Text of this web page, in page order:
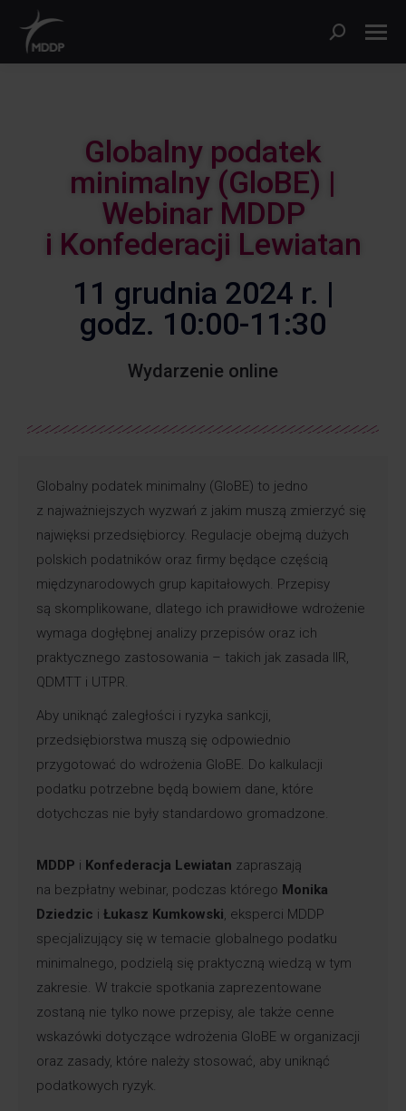
Globalny podatek
minimalny (GloBE) |
Webinar MDDP
i Konfederacji Lewiatan
11 grudnia 2024 r. |
godz. 10:00-11:30
Wydarzenie online
Globalny podatek minimalny (GloBE) to jedno
z najważniejszych wyzwań z jakim muszą zmierzyć się
najwięksi przedsiębiorcy. Regulacje obejmą dużych
polskich podatników oraz firmy będące częścią
międzynarodowych grup kapitałowych. Przepisy
są skomplikowane, dlatego ich prawidłowe wdrożenie
wymaga dogłębnej analizy przepisów oraz ich
praktycznego zastosowania – takich jak zasada IIR,
QDMTT i UTPR.
Aby uniknąć zaległości i ryzyka sankcji,
przedsiębiorstwa muszą się odpowiednio
przygotować do wdrożenia GloBE. Do kalkulacji
podatku potrzebne będą bowiem dane, które
dotychczas nie były standardowo gromadzone.
MDDP i Konfederacja Lewiatan zapraszają
na bezpłatny webinar, podczas którego Monika
Dziedzic i Łukasz Kumkowski, eksperci MDDP
specjalizujący się w temacie globalnego podatku
minimalnego, podzielą się praktyczną wiedzą w tym
zakresie. W trakcie spotkania zaprezentowane
zostaną nie tylko nowe przepisy, ale także cenne
wskazówki dotyczące wdrożenia GloBE w organizacji
oraz zasady, które należy stosować, aby uniknąć
podatkowych ryzyk.